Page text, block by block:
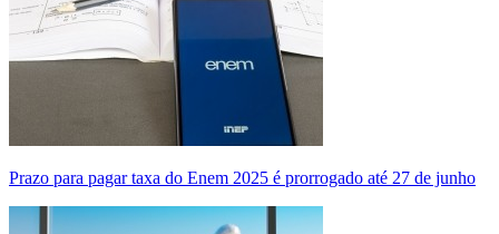
Prazo para pagar taxa do Enem 2025 é prorrogado até 27 de junho